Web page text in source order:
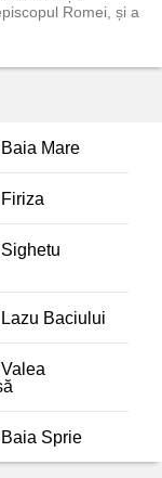
Romei, și a
Mare
Baciului
Sprie